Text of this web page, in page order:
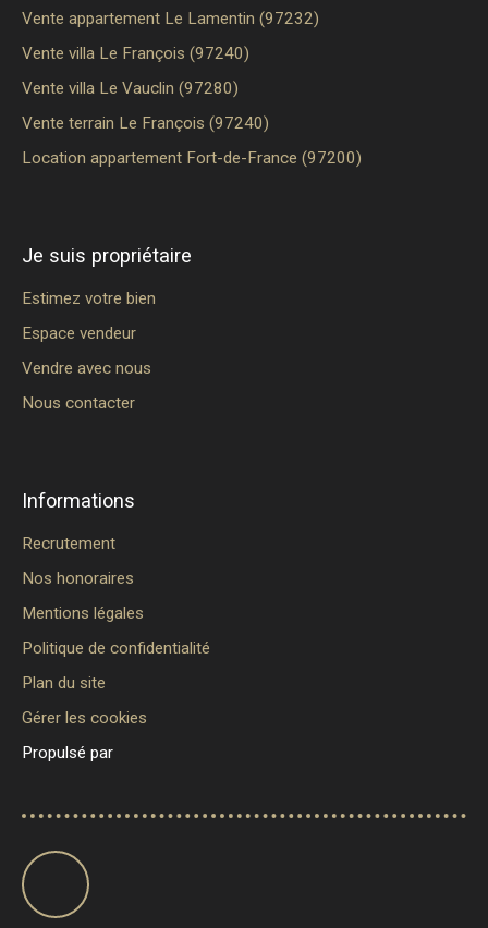
Vente appartement Le Lamentin (97232)
Vente villa Le François (97240)
Vente villa Le Vauclin (97280)
Vente terrain Le François (97240)
Location appartement Fort-de-France (97200)
Je suis propriétaire
Estimez votre bien
Espace vendeur
Vendre avec nous
Nous contacter
Informations
Recrutement
Nos honoraires
Mentions légales
Politique de confidentialité
Plan du site
Gérer les cookies
Propulsé par